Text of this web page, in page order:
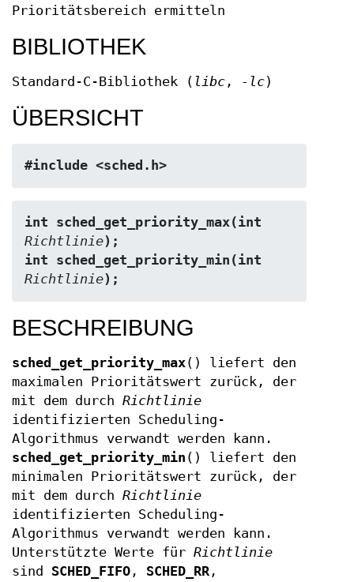
Prioritätsbereich ermitteln
BIBLIOTHEK
Standard-C-Bibliothek ( libc , -lc)
ÜBERSICHT
#include <sched.h>
Richtlinie);
Richtlinie);
BESCHREIBUNG
sched_get_priority_max() liefert den
maximalen Prioritätswert zurück, der
mit dem durch Richtlinie
identifizierten Scheduling-
Algorithmus verwandt werden kann.
sched_get_priority_min () liefert den
minimalen Prioritätswert zurück, der
mit dem durch Richtlinie
identifizierten Scheduling-
Algorithmus verwandt werden kann.
Unterstützte Werte für Richtlinie
sind SCHED_FIFO , SCHED_RR ,